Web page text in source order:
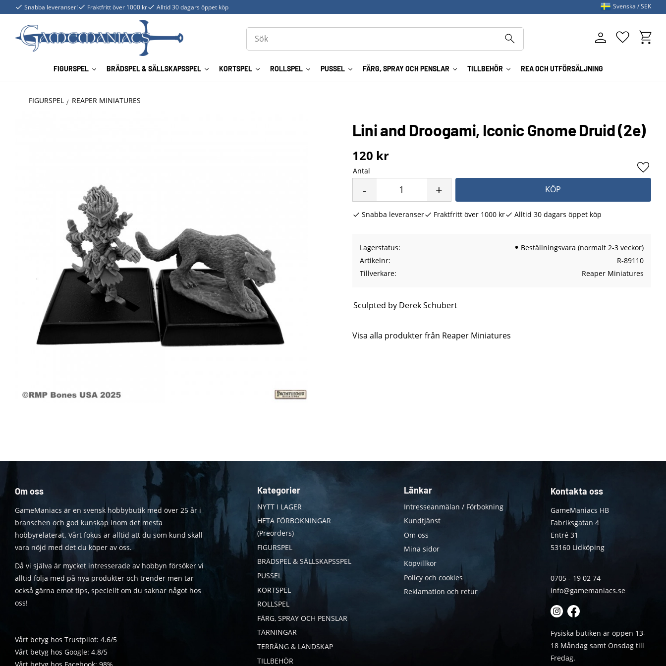
Snabba leveranser! Fraktfritt över 1000 kr Alltid 30 dagars öppet köp
FIGURSPEL BRÄDSPEL & SÄLLSKAPSSPEL KORTSPEL ROLLSPEL PUSSEL FÄRG, SPRAY OCH PENSLAR TILLBEHÖR REA OCH UTFÖRSÄLJNING
Favoriter
Svenska SEK
FIGURSPEL REAPER MINIATURES
Lini and Droogami, Iconic Gnome Druid (2e)
120 kr
Antal
+
- KÖP
Lägg
Snabba leveranser Fraktfritt över 1000 kr Alltid 30 dagars öppet köp
Lagerstatus
Beställningsvara (normalt 2-3 veckor)
Artikelnr
R-89110
Tillverkare
Reaper Miniatures
Sculpted by Derek Schubert
Visa alla produkter från Reaper Miniatures
Om oss
GameManiacs är en svensk hobbybutik med över 25 år i
branschen och god kunskap inom det mesta
hobbyrelaterat. Vårt fokus är alltid att du som kund skall
vara nöjd med det du köper av oss.
Då vi själva är mycket intresserade av hobbyn försöker vi
alltid följa med på nya produkter och trender men tar
också gärna emot tips, speciellt om du saknar något hos
oss!
Vårt betyg hos Trustpilot: 4.6/5
Vårt betyg hos Google: 4.8/5
Kategorier
NYTT I LAGER
HETA FÖRBOKNINGAR
(Preorders)
FIGURSPEL
BRÄDSPEL & SÄLLSKAPSSPEL
PUSSEL
KORTSPEL
ROLLSPEL
FÄRG, SPRAY OCH PENSLAR
TÄRNINGAR
TERRÄNG & LANDSKAP
TILLBEHÖR
Länkar
Intresseanmälan / Förbokning
Kundtjänst
Om oss
Mina sidor
Köpvillkor
Policy och cookies
Reklamation och retur
Kontakta oss
GameManiacs HB
Fabriksgatan 4
Entré 31
53160 Lidköping
0705 - 19 02 74
info@gamemaniacs.se
Fysiska butiken är öppen 13-
18 Måndag samt Onsdag till
Fredag.